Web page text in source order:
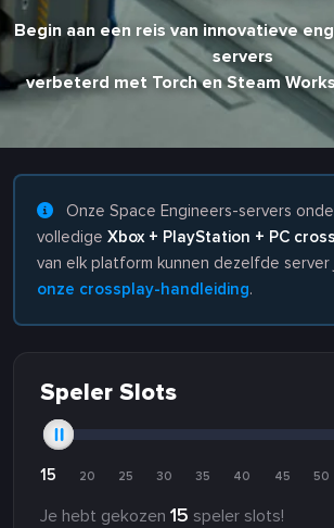
Begin aan een reis van innovatieve
servers
verbeterd met Torch en Steam
Onze Space Engineers-servers
volledige Xbox + PlayStation + PC
van elk platform kunnen dezelfde server
onze crossplay-handleiding.
Speler Slots
15 20 25 30 35 40 45 50
Je hebt gekozen 15 speler slots!